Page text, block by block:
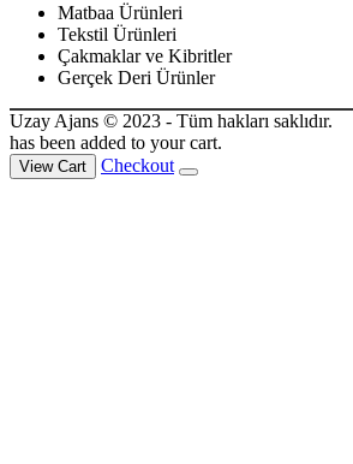
Matbaa Ürünleri
Tekstil Ürünleri
Çakmaklar ve Kibritler
Gerçek Deri Ürünler
Uzay Ajans © 2023 - Tüm hakları saklıdır.
has been added to your cart.
View Cart Checkout